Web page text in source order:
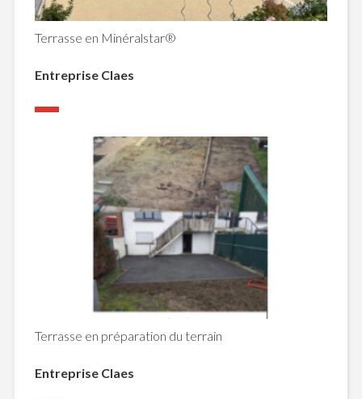
Terrasse en Minéralstar®
Entreprise Claes
Terrasse en préparation du terrain
Entreprise Claes